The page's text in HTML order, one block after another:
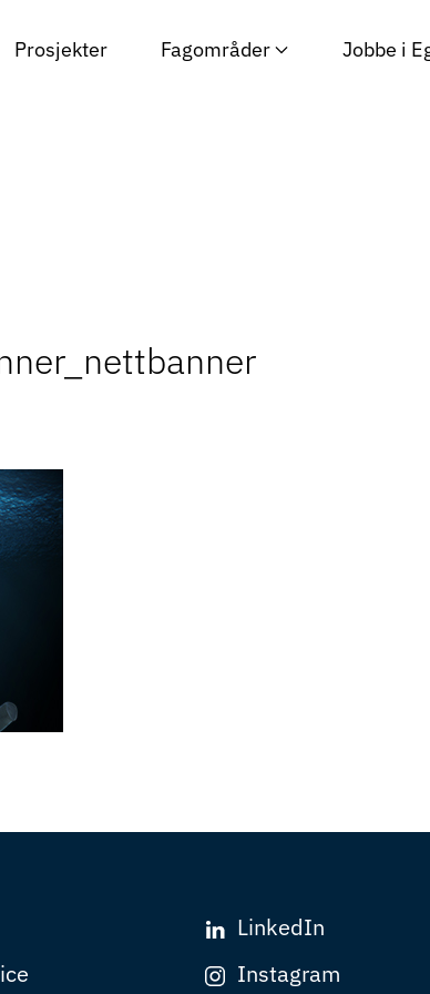
Prosjekter Fagområder Jobbe i
LinkedIn
Instagram